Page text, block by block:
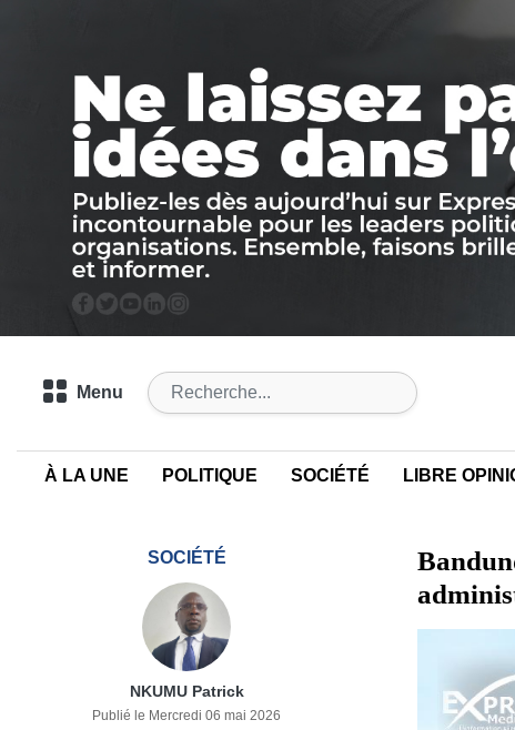
Menu
À LA UNE POLITIQUE SOCIÉTÉ LIBRE
SOCIÉTÉ
NKUMU Patrick
Publié le Mercredi 06 mai 2026